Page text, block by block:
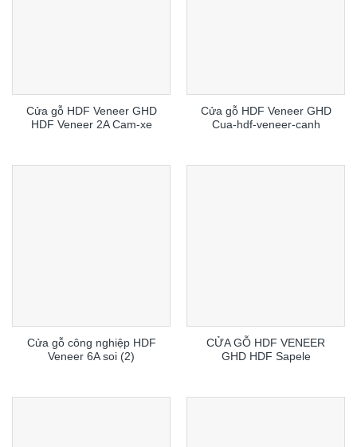
Cửa gỗ HDF Veneer GHD
HDF Veneer 2A Cam-xe
Cửa gỗ HDF Veneer GHD
Cua-hdf-veneer-canh
Cửa gỗ công nghiệp HDF
Veneer 6A soi (2)
CỬA GỖ HDF VENEER
GHD HDF Sapele